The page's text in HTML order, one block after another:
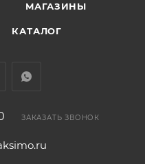
МАГАЗИНЫ
КАТАЛОГ
ЗАКАЗАТЬ ЗВОНОК